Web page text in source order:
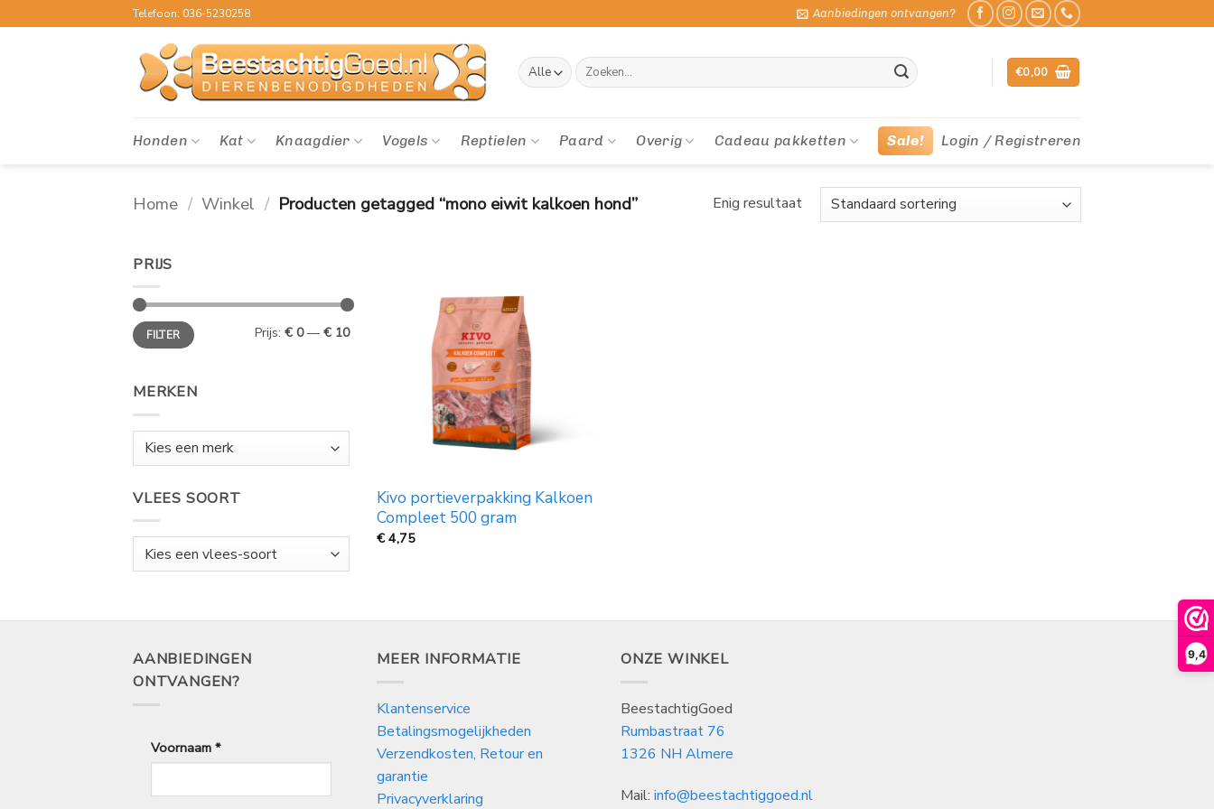
9,4
naar
Telefoon: 036-5230258 Aanbiedingen ontvangen?
Zoeken
naar:
€0,00
Honden Kat Knaagdier Vogels Reptielen Paard Overig Cadeau pakketten Sale! Login / Registreren
Home / Winkel / Producten getagged “mono eiwit kalkoen hond” Enig resultaat
PRIJS
Min.
prijs
Max.
prijsFILTER Prijs: € 0— € 10
MERKEN
VLEES SOORT
Kivo portieverpakking Kalkoen
Compleet 500 gram
€ 4,75
AANBIEDINGEN
ONTVANGEN?
Voornaam *
MEER INFORMATIE
Klantenservice
Betalingsmogelijkheden
Verzendkosten, Retour en
garantie
Privacyverklaring
ONZE WINKEL
BeestachtigGoed
Rumbastraat 76
1326 NH Almere
Mail: info@beestachtiggoed.nl